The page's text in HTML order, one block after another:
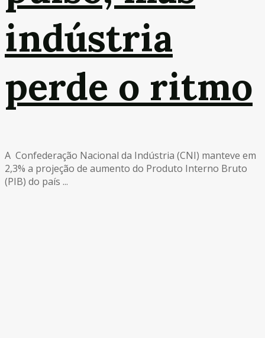
indústria
perde o ritmo
A Confederação Nacional da Indústria (CNI) manteve em
2,3% a projeção de aumento do Produto Interno Bruto
(PIB) do país ...